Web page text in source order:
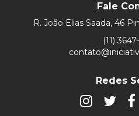
Fale
R. João Elias Saada, 46
(11)
Redes